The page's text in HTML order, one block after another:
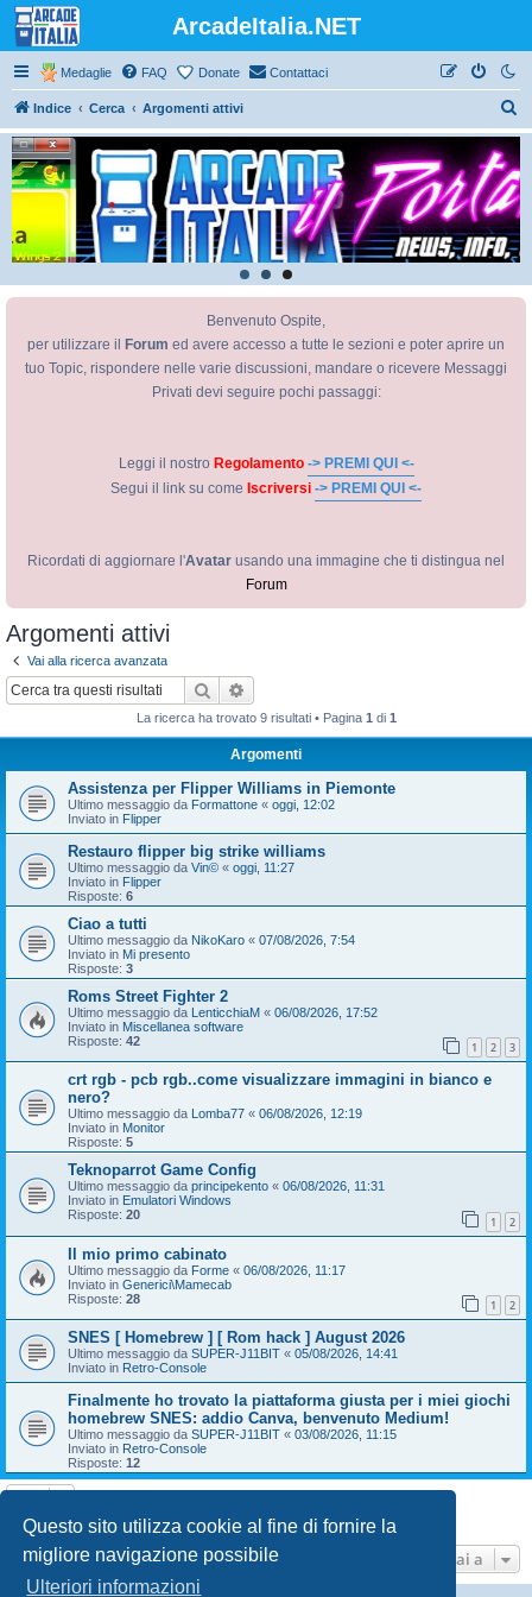
Questo sito utilizza cookie al fine di fornire la
migliore navigazione possibile
Ulteriori informazioni
ArcadeItalia.NET
Medaglie FAQ Donate Contattaci
Indice Cerca Argomenti attivi
e
r
c
a
Benvenuto Ospite,
per utilizzare il
Forum ed avere accesso a tutte le sezioni e poter aprire un
tuo Topic, rispondere nelle varie discussioni, mandare o ricevere Messaggi
Privati devi seguire pochi passaggi:
Leggi il nostro Regolamento -> PREMI QUI <-
Segui il link su come Iscriversi -> PREMI QUI <-
Ricordati di aggiornare l'Avatar usando una immagine che ti distingua nel
Forum
Argomenti attivi
Vai alla ricerca avanzata
Cerca
La ricerca ha trovato 9 risultati • Pagina 1 di 1
Argomenti
Assistenza per Flipper Williams in Piemonte
Ultimo messaggio da Formattone « oggi, 12:02
Inviato in Flipper
Restauro flipper big strike williams
Ultimo messaggio da Vin© « oggi, 11:27
Inviato in Flipper
Risposte: 6
Ciao a tutti
Ultimo messaggio da NikoKaro « 07/08/2026, 7:54
Inviato in Mi presento
Risposte: 3
Roms Street Fighter 2
Ultimo messaggio da LenticchiaM « 06/08/2026, 17:52
Inviato in Miscellanea software
Risposte: 42 1 2 3
crt rgb - pcb rgb..come visualizzare immagini in bianco e
nero?
Ultimo messaggio da Lomba77 « 06/08/2026, 12:19
Inviato in Monitor
Risposte: 5
Teknoparrot Game Config
Ultimo messaggio da principekento « 06/08/2026, 11:31
Inviato in Emulatori Windows
Risposte: 20 1 2
Il mio primo cabinato
Ultimo messaggio da Forme « 06/08/2026, 11:17
Inviato in Generici\Mamecab
Risposte: 28 1 2
SNES [ Homebrew ] [ Rom hack ] August 2026
Ultimo messaggio da SUPER-J11BIT « 05/08/2026, 14:41
Inviato in Retro-Console
Finalmente ho trovato la piattaforma giusta per i miei giochi
homebrew SNES: addio Canva, benvenuto Medium!
Ultimo messaggio da SUPER-J11BIT « 03/08/2026, 11:15
Inviato in Retro-Console
Risposte: 12
La ricerca ha trovato 9 risultati • Pagina1di1
Vai a